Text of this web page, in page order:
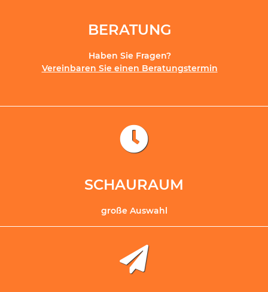
BERATUNG
Haben Sie Fragen?
Vereinbaren Sie einen Beratungstermin
SCHAURAUM
große Auswahl